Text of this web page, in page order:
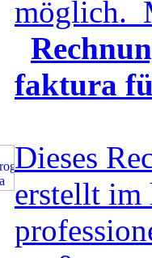
möglich.
faktura
Dieses
erstellt im